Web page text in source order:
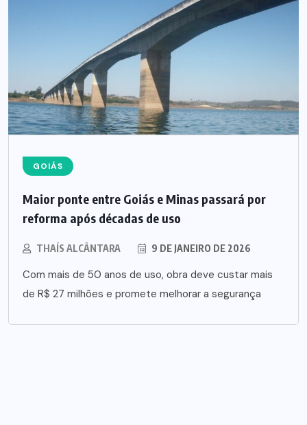
GOIÁS
Maior ponte entre Goiás e Minas passará por
reforma após décadas de uso
THAÍS ALCÂNTARA 9 DE JANEIRO DE 2026
Com mais de 50 anos de uso, obra deve custar mais
de R$ 27 milhões e promete melhorar a segurança